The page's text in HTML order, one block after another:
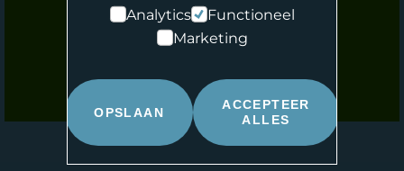
Complexe Parodontologie
(tandvleesbehandelingen).
Gnatologie
(kaakgewrichtsklachten).
Gebitsslijtage
Advies kosteloos.
Angst en Narcose
Analytics
Functioneel
Marketing
OPSLAAN
ACCEPTEER
ALLES